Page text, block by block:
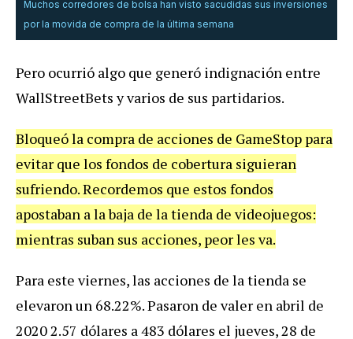
Muchos corredores de bolsa han visto sacudidas sus inversiones
por la movida de compra de la última semana
Pero ocurrió algo que generó indignación entre
WallStreetBets y varios de sus partidarios.
Bloqueó la compra de acciones de GameStop para
evitar que los fondos de cobertura siguieran
sufriendo. Recordemos que estos fondos
apostaban a la baja de la tienda de videojuegos:
mientras suban sus acciones, peor les va.
Para este viernes, las acciones de la tienda se
elevaron un 68.22%. Pasaron de valer en abril de
2020 2.57 dólares a 483 dólares el jueves, 28 de